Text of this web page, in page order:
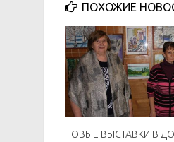
ПОХОЖИЕ
НОВЫЕ ВЫСТАВКИ В